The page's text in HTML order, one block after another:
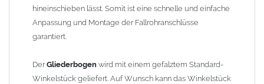
hineinschieben lässt. Somit ist eine schnelle und einfache
Anpassung und Montage der Fallrohranschlüsse
garantiert.
DerGliederbogen wird mit einem gefalztem Standard-
Winkelstück geliefert. Auf Wunsch kann das Winkelstück